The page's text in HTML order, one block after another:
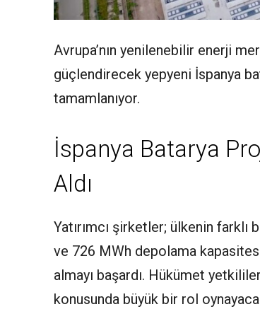
Avrupa’nın yenilenebilir enerji
güçlendirecek yepyeni İspanya
tamamlanıyor.
İspanya Batarya
Aldı
Yatırımcı şirketler; ülkenin
ve 726 MWh depolama
almayı başardı. Hükümet
konusunda büyük bir rol